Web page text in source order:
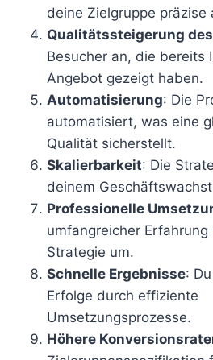
deine Zielgruppe präzise
Qualitätssteigerung
Besucher an, die bereits
Angebot gezeigt haben.
Automatisierung: Die
automatisiert, was eine
Qualität sicherstellt.
Skalierbarkeit: Die
deinem
Professionelle
umfangreicher Erfahrung
Strategie um.
Schnelle Ergebnisse:
Erfolge durch effiziente
Umsetzungsprozesse.
Höhere